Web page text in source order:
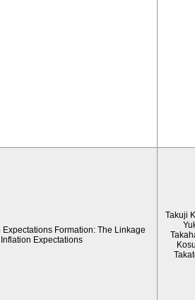
Formation: The Linkage
Expectations
Takuji